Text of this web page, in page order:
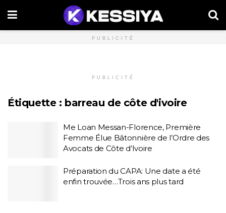
PUBLICITÉ
PUBLICITÉ
Étiquette : barreau de côte d'ivoire
Me Loan Messan-Florence, Première
Femme Élue Bâtonnière de l’Ordre des
Avocats de Côte d’Ivoire
Préparation du CAPA: Une date a été
enfin trouvée…Trois ans plus tard